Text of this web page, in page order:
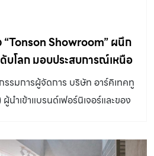
และคอนกรีตเปลือยยังสร้าง
ถึงการสร้างช่องเปิดที่สอดคล้อง
างที่เป็นส่วนต้อนรับ และพื้นที่ส่วน
ได้เลือกใช้พื้นที่หลังบ้านเป็นโต๊ะ
ยรอบเป็นสวนขนาดเล็กที่ริมบ้าน
ร่มรื่น ประกอบกับการออกแบบ
นของบ้านหลังนี้มีความเชื่อมโยง
Showroom” ผนึก
บโลก มอบประสบการณ์เหนือ
รมการผู้จัดการ บริษัท อาร์คิเทคทู
ำเข้าแบรนด์เฟอร์นิเจอร์และของ